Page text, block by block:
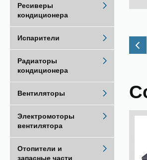
Ресиверы
кондиционера
Испарители
Радиаторы
кондиционера
Вентиляторы
Электромоторы
вентилятора
Отопители и
запасные части